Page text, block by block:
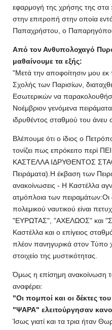
εφαρμογή της χρήσης της στα
στην επιτροπή στην οποία
Παπαχρήστου, ο
Από τον Ανθυπολοχαγό
μαθαίνουμε τα εξής:
"Μετά την αποφοίτησιν μου εκ
Σχολής των Παρισίων,
Εσωτερικών να
Νοέμβριον γενόμενα
ιδρυθέντος σταθμού του άνευ
Βλέπουμε ότι ο ίδιος ο
τονίζει πως επρόκειτο περί
ΚΑΣΤΕΛΛΑ ΙΔΡΥΘΕΝΤΟΣ
Πειράματα).Η έκβαση των
ανακοίνωσεις - Η Καστέλλα
ατμόπλοια των πειραμάτων:Οι
πολεμικού ναυτικού είναι
"ΕΥΡΩΤΑΣ", "ΑΧΕΛΩΟΣ" και
Καστέλλα και ο επίγειος
πλέον πανηγυρικά στον Τύπο
στοιχείο της μυστικότητας.
Όμως η επίσημη ανακοίνωση
αναφέρει:
"Οι πομποί και οι δέκτες
"ΨΑΡΑ" ελειτούργησαν
Ίσως γιατί και τα τρια ήταν